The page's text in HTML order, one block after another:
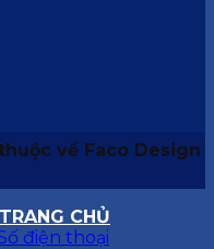
về Faco Design
TRANG CHỦ